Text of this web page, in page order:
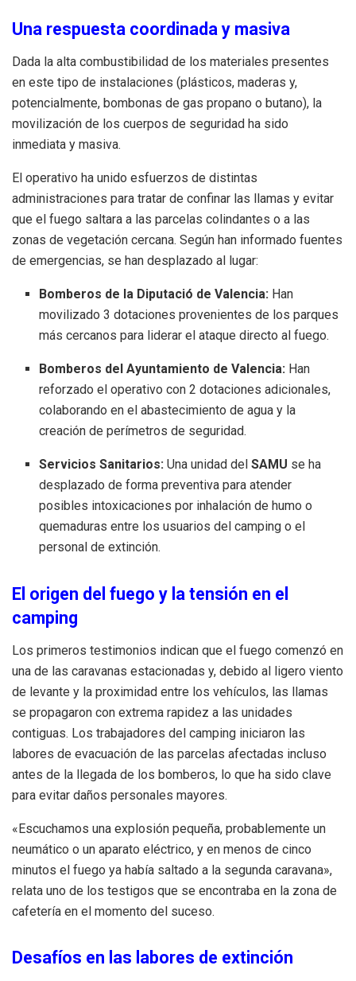
Una respuesta coordinada y masiva
Dada la alta combustibilidad de los materiales presentes
en este tipo de instalaciones (plásticos, maderas y,
potencialmente, bombonas de gas propano o butano), la
movilización de los cuerpos de seguridad ha sido
inmediata y masiva.
El operativo ha unido esfuerzos de distintas
administraciones para tratar de confinar las llamas y evitar
que el fuego saltara a las parcelas colindantes o a las
zonas de vegetación cercana. Según han informado fuentes
de emergencias, se han desplazado al lugar:
Bomberos de la Diputació de Valencia: Han
movilizado 3 dotaciones provenientes de los parques
más cercanos para liderar el ataque directo al fuego.
Bomberos del Ayuntamiento de Valencia: Han
reforzado el operativo con 2 dotaciones adicionales,
colaborando en el abastecimiento de agua y la
creación de perímetros de seguridad.
Servicios Sanitarios: Una unidad delSAMU se ha
desplazado de forma preventiva para atender
posibles intoxicaciones por inhalación de humo o
quemaduras entre los usuarios del camping o el
personal de extinción.
El origen del fuego y la tensión en el
camping
Los primeros testimonios indican que el fuego comenzó en
una de las caravanas estacionadas y, debido al ligero viento
de levante y la proximidad entre los vehículos, las llamas
se propagaron con extrema rapidez a las unidades
contiguas. Los trabajadores del camping iniciaron las
labores de evacuación de las parcelas afectadas incluso
antes de la llegada de los bomberos, lo que ha sido clave
para evitar daños personales mayores.
«Escuchamos una explosión pequeña, probablemente un
neumático o un aparato eléctrico, y en menos de cinco
minutos el fuego ya había saltado a la segunda caravana»,
relata uno de los testigos que se encontraba en la zona de
cafetería en el momento del suceso.
Desafíos en las labores de extinción